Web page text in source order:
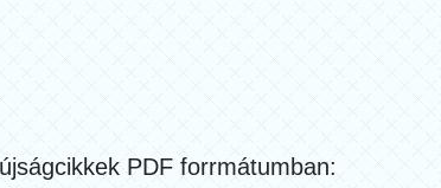
PDF forrmátumban: